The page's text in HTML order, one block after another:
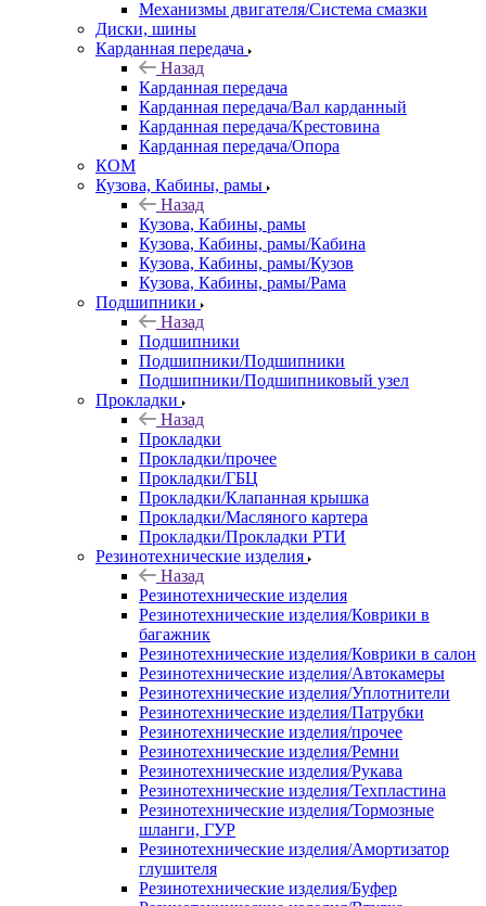
Механизмы двигателя/Система смазки
Диски, шины
Карданная передача
Назад
Карданная передача
Карданная передача/Вал карданный
Карданная передача/Крестовина
Карданная передача/Опора
КОМ
Кузова, Кабины, рамы
Назад
Кузова, Кабины, рамы
Кузова, Кабины, рамы/Кабина
Кузова, Кабины, рамы/Кузов
Кузова, Кабины, рамы/Рама
Подшипники
Назад
Подшипники
Подшипники/Подшипники
Подшипники/Подшипниковый узел
Прокладки
Назад
Прокладки
Прокладки/прочее
Прокладки/ГБЦ
Прокладки/Клапанная крышка
Прокладки/Масляного картера
Прокладки/Прокладки РТИ
Резинотехнические изделия
Назад
Резинотехнические изделия
Резинотехнические изделия/Коврики в
багажник
Резинотехнические изделия/Коврики в салон
Резинотехнические изделия/Автокамеры
Резинотехнические изделия/Уплотнители
Резинотехнические изделия/Патрубки
Резинотехнические изделия/прочее
Резинотехнические изделия/Ремни
Резинотехнические изделия/Рукава
Резинотехнические изделия/Техпластина
Резинотехнические изделия/Тормозные
шланги, ГУР
Резинотехнические изделия/Амортизатор
глушителя
Резинотехнические изделия/Буфер